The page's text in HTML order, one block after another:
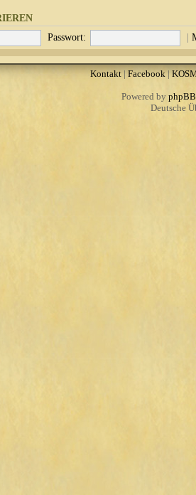
Passwort: |
Kontakt| Facebook|
Powered by phpBB
Deutsche